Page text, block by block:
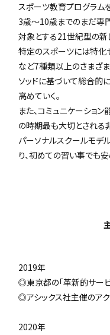
スポーツ教育プログラム
3歳〜10歳までのまだ専
対象とする21世紀型の新
特定のスポーツには特化
など7種類以上のさまざ
ソッドに基づいて総合的
高めていく。
また、コミュニケーショ
の時期最も大切とされる
パーソナルスクールモデ
り、初めての習い事でも
2019年
◎東京都の「革新的サー
◎アシックス社主催のア
2020年